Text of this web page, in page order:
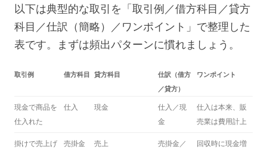
以下は典型的な取引を「取引例／借方科目／貸方
科目／仕訳（簡略）／ワンポイント」で整理した
表です。まずは頻出パターンに慣れましょう。
取引例 借方科目 貸方科目
仕訳（借方
／貸方）
ワンポイント
現金で商品を
仕入れた
仕入 現金
仕入／現
金
仕入は本来、販
売業は費用計上
掛けで売上げ
売掛金 売上
売掛金／
回収時に現金増